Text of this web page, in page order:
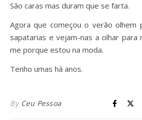
São caras mas duram que se farta.
Agora que começou o verão olhem
sapatarias e vejam-nas a olhar para
me porque estou na moda.
Tenho umas há anos.
By Ceu Pessoa